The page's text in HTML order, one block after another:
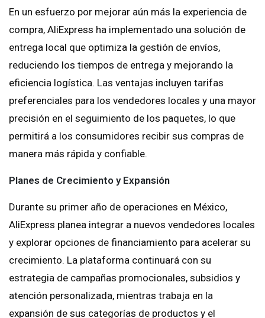
En un esfuerzo por mejorar aún más la experiencia de
compra, AliExpress ha implementado una solución de
entrega local que optimiza la gestión de envíos,
reduciendo los tiempos de entrega y mejorando la
eficiencia logística. Las ventajas incluyen tarifas
preferenciales para los vendedores locales y una mayor
precisión en el seguimiento de los paquetes, lo que
permitirá a los consumidores recibir sus compras de
manera más rápida y confiable.
Planes de Crecimiento y Expansión
Durante su primer año de operaciones en México,
AliExpress planea integrar a nuevos vendedores locales
y explorar opciones de financiamiento para acelerar su
crecimiento. La plataforma continuará con su
estrategia de campañas promocionales, subsidios y
atención personalizada, mientras trabaja en la
expansión de sus categorías de productos y el